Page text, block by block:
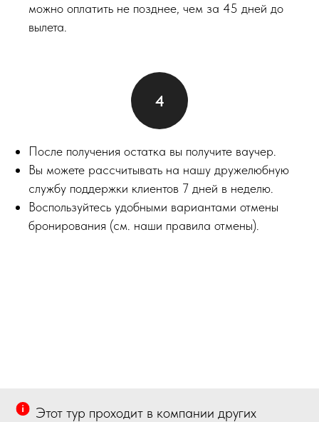
можно оплатить не позднее, чем за 45 дней до
вылета.
После получения остатка вы получите ваучер.
Вы можете рассчитывать на нашу дружелюбную
службу поддержки клиентов 7 дней в неделю.
Воспользуйтесь удобными вариантами отмены
бронирования (см. наши правила отмены).
Этот тур проходит в компании других